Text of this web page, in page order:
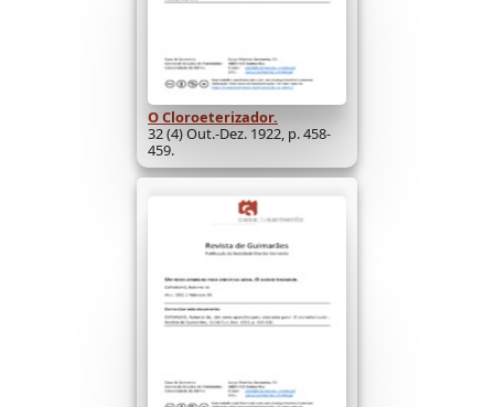
O Cloroeterizador.
32 (4) Out.-Dez. 1922, p. 458-
459.